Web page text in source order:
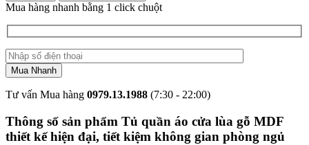
Mua hàng nhanh bằng 1 click chuột
Tư vấn Mua hàng 0979.13.1988 (7:30 - 22:00)
Thông số sản phẩm Tủ quần áo cửa lùa gỗ MDF
thiết kế hiện đại, tiết kiệm không gian phòng ngủ